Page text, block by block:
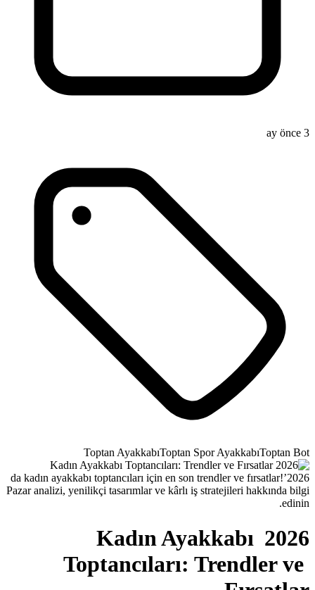
Toptan Ayakkabı
2026’da kadın ayakkabı toptancıları
Pazar analizi, yenilikçi tasarımlar ve
2026